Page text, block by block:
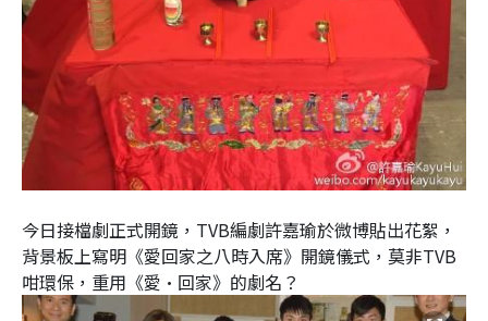
今日接檔劇正式開鏡，TVB編劇許嘉瑜於微博貼出花絮，
背景板上寫明《愛回家之八時入席》開鏡儀式，莫非TVB
咁環保，重用《愛•回家》的劇名？